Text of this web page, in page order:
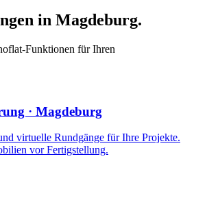
in Magdeburg.
Funktionen für Ihren
· Magdeburg
virtuelle Rundgänge für Ihre Projekte.
vor Fertigstellung.